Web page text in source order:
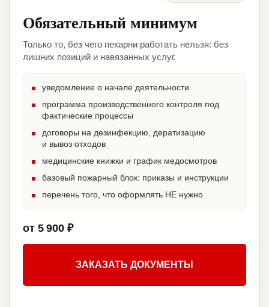
Обязательный минимум
Только то, без чего пекарни работать нельзя: без
лишних позиций и навязанных услуг.
уведомление о начале деятельности
программа производственного контроля под
фактические процессы
договоры на дезинфекцию, дератизацию
и вывоз отходов
медицинские книжки и график медосмотров
базовый пожарный блок: приказы и инструкции
перечень того, что оформлять НЕ нужно
от 5 900 ₽
ЗАКАЗАТЬ ДОКУМЕНТЫ